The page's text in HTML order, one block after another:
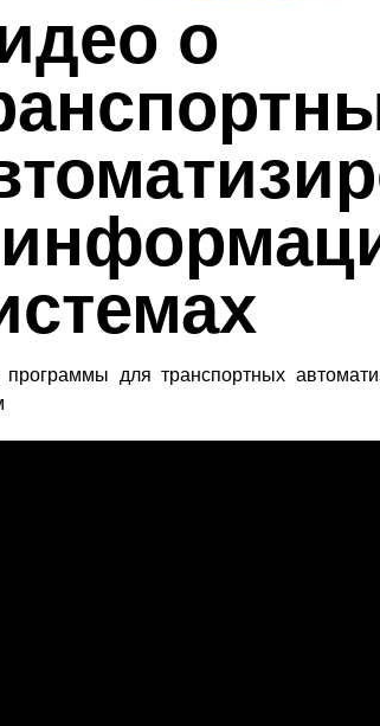
о
программы для транспортных